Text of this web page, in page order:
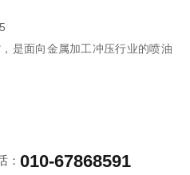
是面向金属加工冲压行业的喷油
：010-67868591